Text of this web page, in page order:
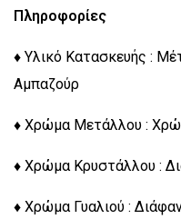
Πληροφορίες
♦ Υλικό Κατασκευής :
Αμπαζούρ
♦ Χρώμα Μετάλλου :
♦ Χρώμα Κρυστάλλου :
♦ Χρώμα Γυαλιού :